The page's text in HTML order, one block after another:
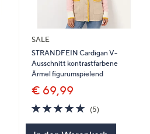
SALE
STRANDFEIN Cardigan V-
Ausschnitt kontrastfarbene
Ärmel figurumspielend
€ 69,99
4.6
von
(5)5